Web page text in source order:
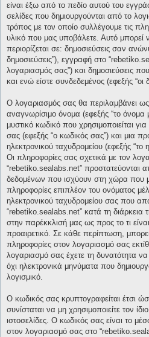
είναι έξω από το πεδίο αυτού του
σελίδες που δημιουργούνται από το
τρόπος με τον οποίο συλλέγουμε τις
υλικό που μας υποβάλετε. Αυτό μπορεί
περιορίζεται σε: δημοσιεύσεις σαν
δημοσιεύσεις”), εγγραφή στο
λογαριασμός σας”) και δημοσιεύσεις
και ενώ είστε συνδεδεμένος (εφεξής “οι
Ο λογαριασμός σας θα περιλαμβάνει ως
αναγνωρίσιμο όνομα (εφεξής “το
μυστικό κωδικό που χρησιμοποιείται
σας (εφεξής “ο κωδικός σας”) και μια
ηλεκτρονικού ταχυδρομείου (εφεξής “το
Οι πληροφορίες σας σχετικά με τον
“rebetiko.sealabs.net” προστατεύονται
δεδομένων που ισχύουν στη χώρα που
πληροφορίες επιπλέον του ονόματος
ηλεκτρονικού ταχυδρομείου σας που
“rebetiko.sealabs.net” κατά τη διάρκεια
στην παρέκκλισή μας ως προς το τι
προαιρετικό. Σε κάθε περίπτωση,
πληροφορίες στον λογαριασμό σας
λογαριασμό σας έχετε τη δυνατότητα
όχι ηλεκτρονικά μηνύματα που
λογισμικό.
Ο κωδικός σας κρυπτογραφείται έτσι
συνίσταται να μη χρησιμοποιείτε τον
ιστοσελίδες. Ο κωδικός σας είναι το
στον λογαριασμό σας στο